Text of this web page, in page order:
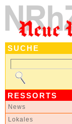
SUCHE
RESSORTS
News
Lokales